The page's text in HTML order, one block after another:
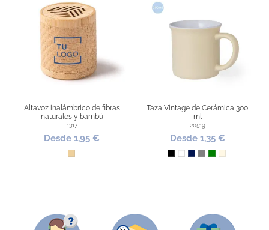
Altavoz inalámbrico de fibras
naturales y bambú
1317
Desde 1,95 €
Madera
Taza Vintage de Cerámica 300
ml
20519
Desde 1,35 €
NegroBlanco
Marino
GrisVerdeNatural